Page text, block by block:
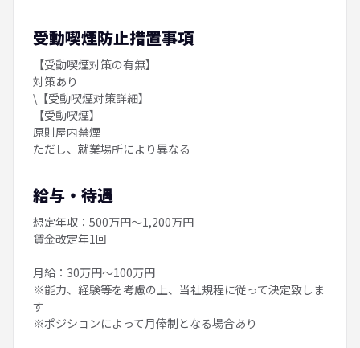
受動喫煙防止措置事項
【受動喫煙対策の有無】
対策あり
\【受動喫煙対策詳細】
【受動喫煙】
原則屋内禁煙
ただし、就業場所により異なる
給与・待遇
想定年収：500万円～1,200万円
賃金改定年1回
月給：30万円～100万円
※能力、経験等を考慮の上、当社規程に従って決定致しま
す
※ポジションによって月俸制となる場合あり